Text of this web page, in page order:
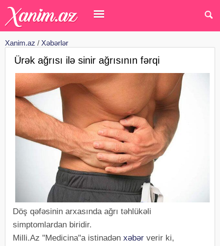
Xanim.az / Xəbərlər
Ürək ağrısı ilə sinir ağrısının fərqi
Döş qəfəsinin arxasında ağrı təhlükəli
simptomlardan biridir.
Milli.Az "Medicina"a istinadən xəbər verir ki,